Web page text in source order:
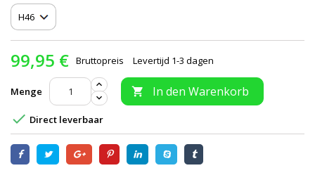
99,95 € Bruttopreis Levertijd 1-3 dagen
Menge  In den Warenkorb
 Direct leverbaar